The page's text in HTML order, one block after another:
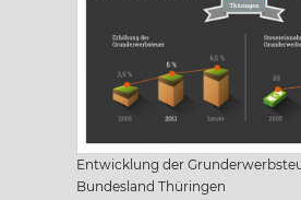
Saarland
Sachsen
Sachsen-Anhalt
Entwicklung der
Bundesland Thüringen